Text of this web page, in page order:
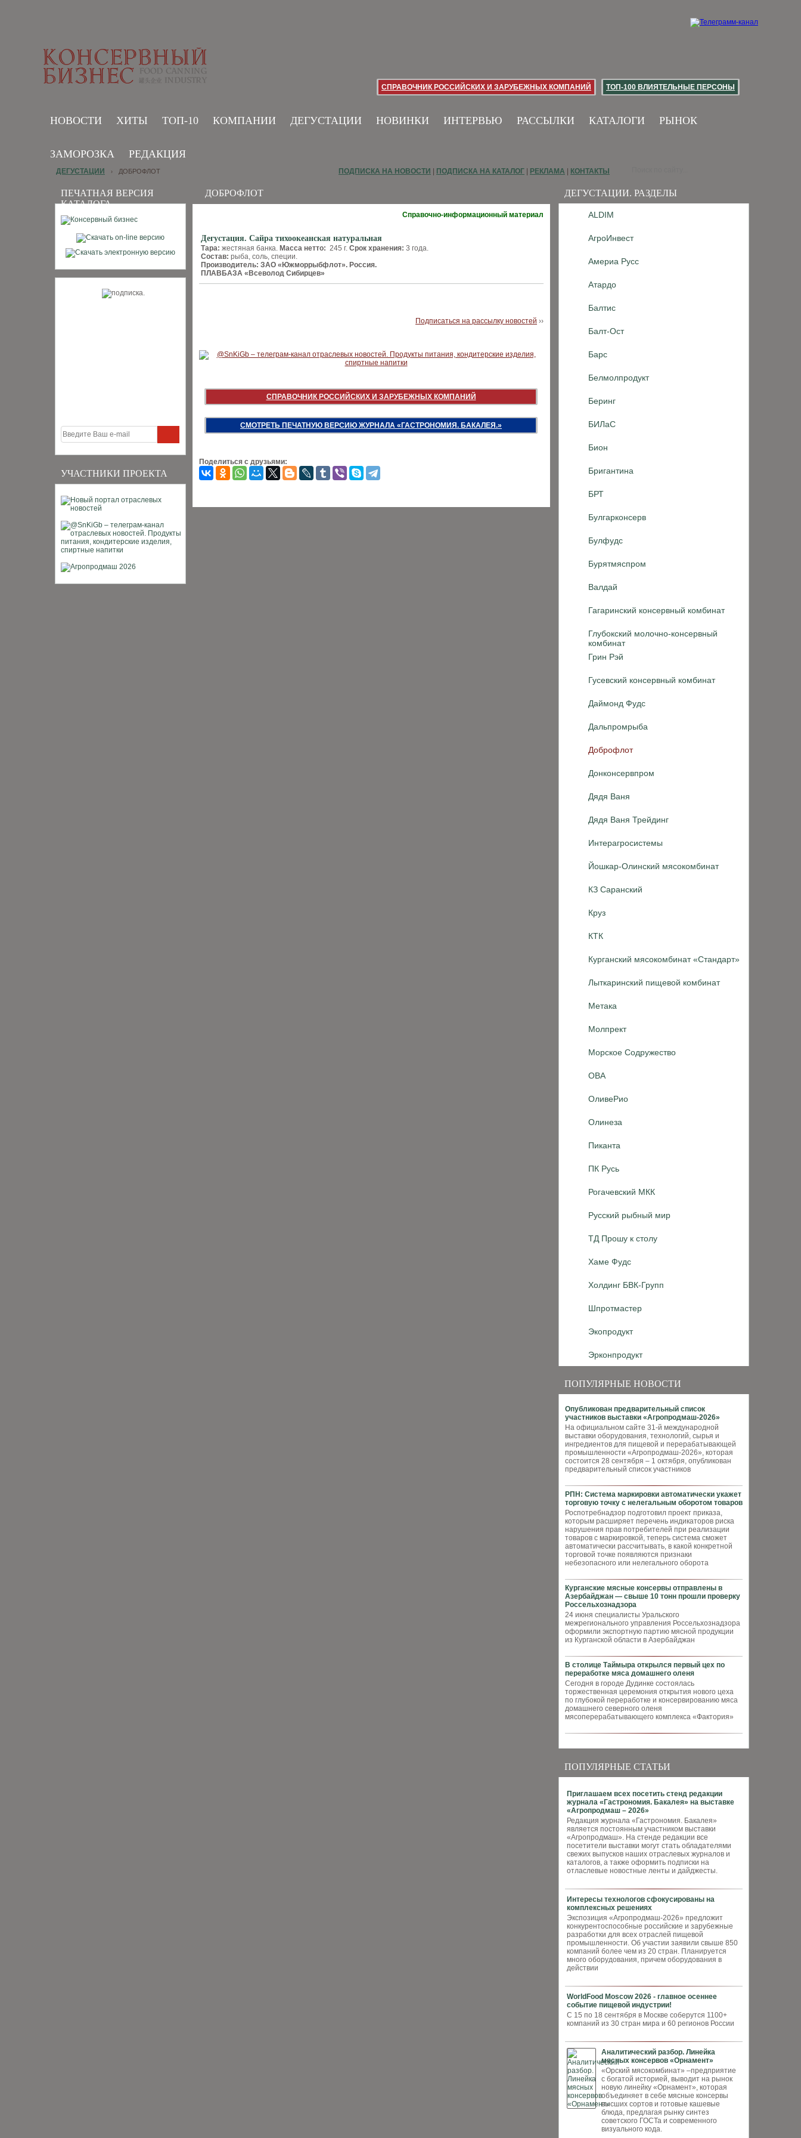
СПРАВОЧНИК РОССИЙСКИХ И ЗАРУБЕЖНЫХ КОМПАНИЙ ТОП-100 ВЛИЯТЕЛЬНЫЕ ПЕРСОНЫ
НОВОСТИ ХИТЫ ТОП-10 КОМПАНИИ ДЕГУСТАЦИИ НОВИНКИ ИНТЕРВЬЮ РАССЫЛКИ КАТАЛОГИ РЫНОК
ЗАМОРОЗКА РЕДАКЦИЯ
ПЕЧАТНАЯ ВЕРСИЯ
КАТАЛОГА
УЧАСТНИКИ ПРОЕКТА
ДЕГУСТАЦИИ. РАЗДЕЛЫ
ALDIM
АгроИнвест
Америа Русс
Атардо
Балтис
Балт-Ост
Барс
Белмолпродукт
Беринг
БИЛаС
Бион
Бригантина
БРТ
Булгарконсерв
Булфудс
Бурятмяспром
Валдай
Гагаринский консервный комбинат
Глубокский молочно-консервный
комбинат
Грин Рэй
Гусевский консервный комбинат
Даймонд Фудс
Дальпромрыба
Доброфлот
Донконсервпром
Дядя Ваня
Дядя Ваня Трейдинг
Интерагросистемы
Йошкар-Олинский мясокомбинат
КЗ Саранский
Круз
КТК
Курганский мясокомбинат «Стандарт»
Лыткаринский пищевой комбинат
Метака
Молпрект
Морское Содружество
ОВА
ОливеРио
Олинеза
Пиканта
ПК Русь
Рогачевский МКК
Русский рыбный мир
ТД Прошу к столу
Хаме Фудс
Холдинг БВК-Групп
Шпротмастер
Экопродукт
Эрконпродукт
ПОПУЛЯРНЫЕ НОВОСТИ
Опубликован предварительный список
участников выставки «Агропродмаш-2026»
На официальном сайте 31-й международной
выставки оборудования, технологий, сырья и
ингредиентов для пищевой и перерабатывающей
промышленности «Агропродмаш-2026», которая
состоится 28 сентября – 1 октября, опубликован
предварительный список участников
РПН: Система маркировки автоматически укажет
торговую точку с нелегальным оборотом товаров
Роспотребнадзор подготовил проект приказа,
которым расширяет перечень индикаторов риска
нарушения прав потребителей при реализации
товаров с маркировкой, теперь система сможет
автоматически рассчитывать, в какой конкретной
торговой точке появляются признаки
небезопасного или нелегального оборота
Курганские мясные консервы отправлены в
Азербайджан — свыше 10 тонн прошли проверку
Россельхознадзора
24 июня специалисты Уральского
межрегионального управления Россельхознадзора
оформили экспортную партию мясной продукции
из Курганской области в Азербайджан
В столице Таймыра открылся первый цех по
переработке мяса домашнего оленя
Сегодня в городе Дудинке состоялась
торжественная церемония открытия нового цеха
по глубокой переработке и консервированию мяса
домашнего северного оленя
мясоперерабатывающего комплекса «Фактория»
ПОПУЛЯРНЫЕ СТАТЬИ
Приглашаем всех посетить стенд редакции
журнала «Гастрономия. Бакалея» на выставке
«Агропродмаш – 2026»
Редакция журнала «Гастрономия. Бакалея»
является постоянным участником выставки
«Агропродмаш». На стенде редакции все
посетители выставки могут стать обладателями
свежих выпусков наших отраслевых журналов и
каталогов, а также оформить подписки на
отласлевые новостные ленты и дайджесты.
Интересы технологов сфокусированы на
комплексных решениях
Экспозиция «Агропродмаш-2026» предложит
конкурентоспособные российские и зарубежные
разработки для всех отраслей пищевой
промышленности. Об участии заявили свыше 850
компаний более чем из 20 стран. Планируется
много оборудования, причем оборудования в
действии
WorldFood Moscow 2026 - главное осеннее
событие пищевой индустрии!
С 15 по 18 сентября в Москве соберутся 1100+
компаний из 30 стран мира и 60 регионов России
Аналитический разбор. Линейка
мясных консервов «Орнамент»
«Орский мясокомбинат» –предприятие
с богатой историей, выводит на рынок
новую линейку «Орнамент», которая
объединяет в себе мясные консервы
высших сортов и готовые кашевые
блюда, предлагая рынку синтез
советского ГОСТа и современного
визуального кода.
ДЕГУСТАЦИИ › ДОБРОФЛОТ ПОДПИСКА НА НОВОСТИ ПОДПИСКА НА КАТАЛОГ РЕКЛАМА КОНТАКТЫ
ДОБРОФЛОТ
Справочно-информационный материал
Дегустация. Сайра тихоокеанская натуральная
Тара: жестяная банка. Масса нетто: 245 г. Срок хранения: 3 года.
Состав: рыба, соль, специи.
Производитель: ЗАО «Южморрыбфлот». Россия.
ПЛАВБАЗА «Всеволод Сибирцев»
Подписаться на рассылку новостей ››
СПРАВОЧНИК РОССИЙСКИХ И ЗАРУБЕЖНЫХ КОМПАНИЙ
СМОТРЕТЬ ПЕЧАТНУЮ ВЕРСИЮ ЖУРНАЛА «ГАСТРОНОМИЯ. БАКАЛЕЯ.»
Поделиться с друзьями: